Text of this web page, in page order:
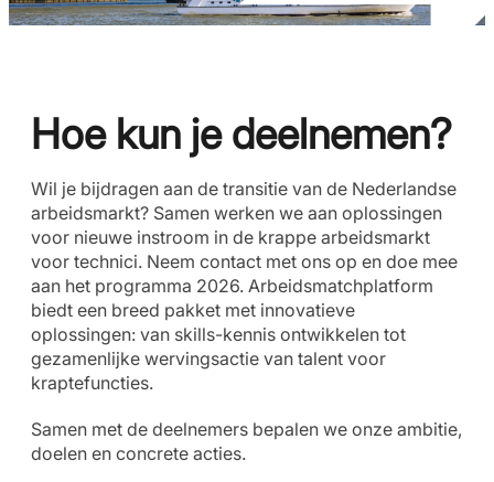
Hoe kun je deelnemen?
Wil je bijdragen aan de transitie van de Nederlandse
arbeidsmarkt? Samen werken we aan oplossingen
voor nieuwe instroom in de krappe arbeidsmarkt
voor technici. Neem contact met ons op en doe mee
aan het programma 2026. Arbeidsmatchplatform
biedt een breed pakket met innovatieve
oplossingen: van skills-kennis ontwikkelen tot
gezamenlijke wervingsactie van talent voor
kraptefuncties.
Samen met de deelnemers bepalen we onze ambitie,
doelen en concrete acties.